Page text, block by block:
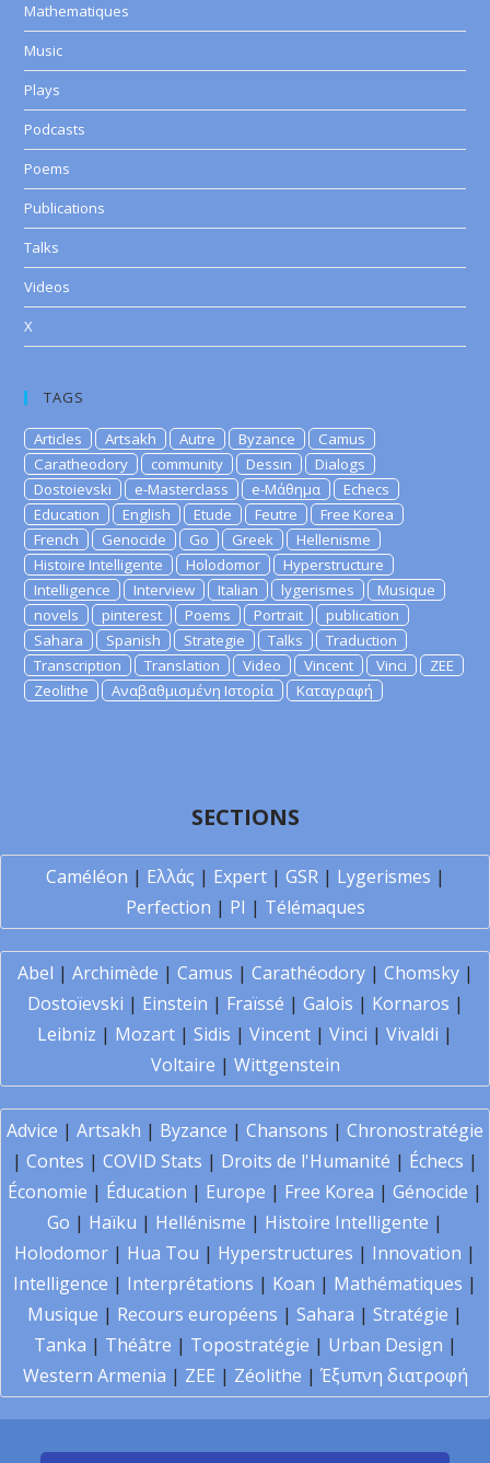
Mathematiques
Music
Plays
Podcasts
Poems
Publications
Talks
Videos
X
TAGS
Articles Artsakh Autre Byzance
Camus
Caratheodory
community Dessin
Dialogs
Dostoievski
e-Masterclass e-Μάθημα
Echecs
Education
English Etude Feutre
Free Korea
French
Genocide Go Greek
Hellenisme
Histoire Intelligente
Holodomor
Hyperstructure
Intelligence
Interview Italian lygerismes
Musique
novels
pinterest Poems Portrait
publication
Sahara
Spanish Strategie Talks
Traduction
Transcription
Translation Video Vincent Vinci
ZEE
Zeolithe
Αναβαθμισμένη Ιστορία Καταγραφή
SECTIONS
Caméléon | Ελλάς | Expert| GSR| Lygerismes |
Perfection | PI | Télémaques
Abel | Archimède | Camus | Carathéodory| Chomsky|
Dostoïevski | Einstein | Fraïssé | Galois | Kornaros |
Leibniz | Mozart | Sidis | Vincent | Vinci | Vivaldi |
Voltaire | Wittgenstein
Advice | Artsakh | Byzance | Chansons | Chronostratégie
| Contes | COVID Stats | Droits de l'Humanité | Échecs |
Économie | Éducation | Europe | Free Korea | Génocide |
Go | Haïku | Hellénisme | Histoire Intelligente |
Holodomor | Hua Tou | Hyperstructures | Innovation |
Intelligence | Interprétations | Koan | Mathématiques |
Musique | Recours européens | Sahara | Stratégie |
Tanka | Théâtre | Topostratégie | Urban Design |
Western Armenia | ZEE | Zéolithe | Έξυπνη διατροφή